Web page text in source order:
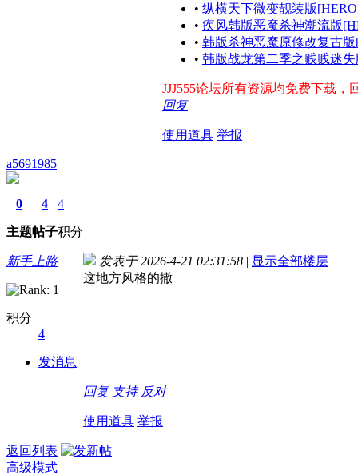
• 纵横天下微变靓装版
• 疾风韩版恶魔杀神潮流版
• 韩版杀神恶魔原修改复古
• 韩版战龙第二季之贱贱迷
JJJ555论坛所有资源均免费下载，
回复
使用道具 举报
a5691985
0
主题
4
帖子
4
积分
新手上路
积分
4
发消息
发表于 2026-4-21 02:31:58 | 显示全部楼层
这地方风格的撒
回复 支持 反对
使用道具 举报
返回列表
高级模式